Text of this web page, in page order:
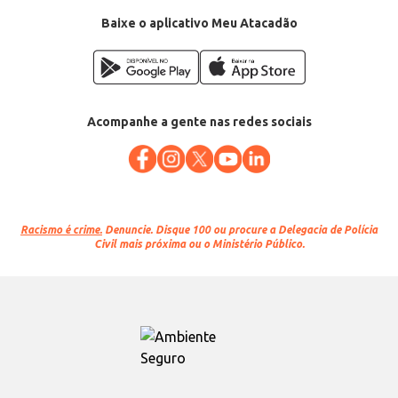
Baixe o aplicativo Meu Atacadão
Acompanhe a gente nas redes sociais
Racismo é crime. Denuncie. Disque 100 ou procure a Delegacia de Polícia
Civil mais próxima ou o Ministério Público.